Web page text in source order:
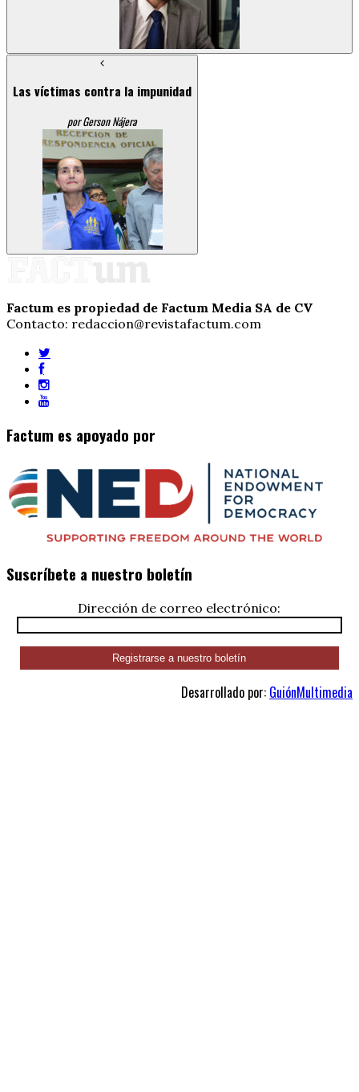
Las víctimas contra la impunidad
por Gerson Nájera
Factum es propiedad de Factum Media SA de CV
Contacto: redaccion@revistafactum.com
Factum es apoyado por
Suscríbete a nuestro boletín
Dirección de correo electrónico:
Desarrollado por: GuiónMultimedia